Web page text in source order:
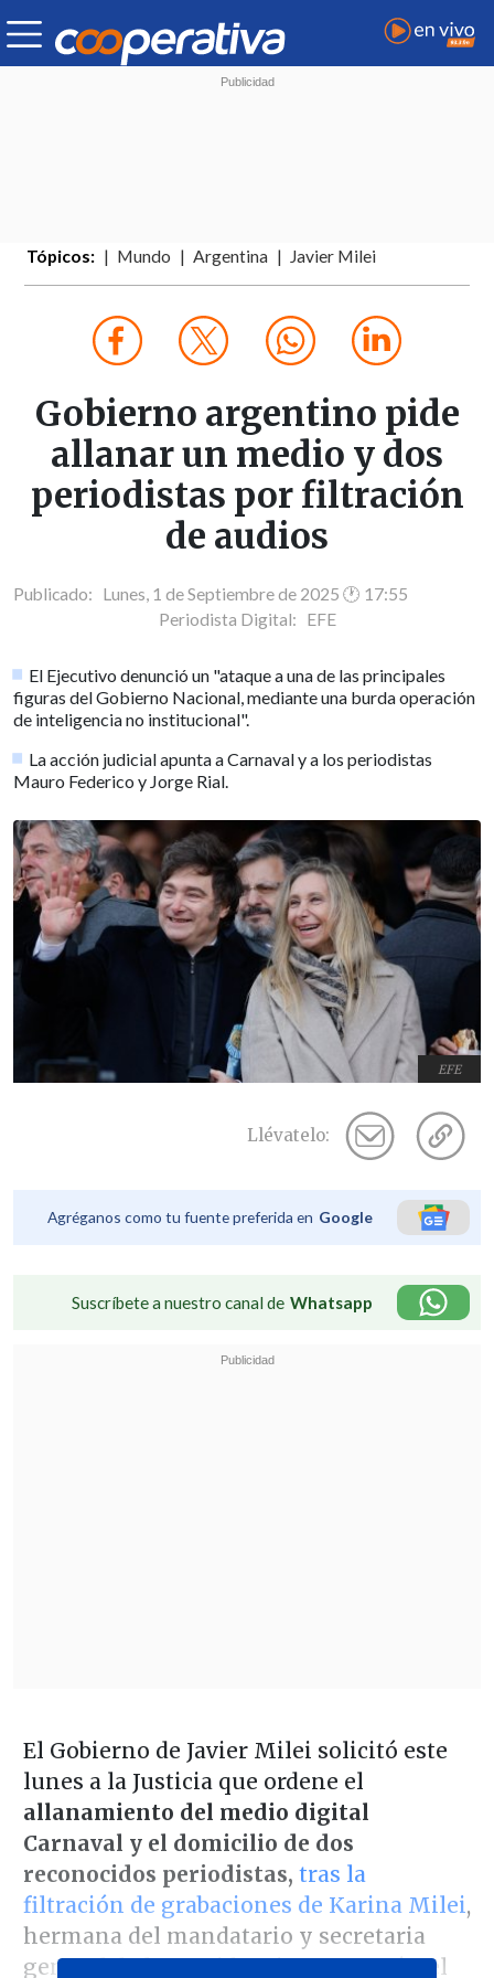
Tópicos: Mundo Argentina Javier Milei
Gobierno argentino pide
allanar un medio y dos
periodistas por filtración
de audios
Publicado: Lunes, 1 de Septiembre de 2025 🕐 17:55
Periodista Digital: EFE
El Ejecutivo denunció un "ataque a una de las principales
figuras del Gobierno Nacional, mediante una burda operación
de inteligencia no institucional".
La acción judicial apunta a Carnaval y a los periodistas
Mauro Federico y Jorge Rial.
EFE
Llévatelo:
Agréganos como tu fuente preferida en Google
Suscríbete a nuestro canal de Whatsapp
El Gobierno de Javier Milei solicitó este
lunes a la Justicia que ordene el
allanamiento del medio digital
Carnaval y el domicilio de dos
reconocidos periodistas, tras la
filtración de grabaciones de Karina Milei,
hermana del mandatario y secretaria
general de la Presidencia, que, según el